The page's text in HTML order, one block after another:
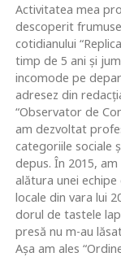
Activitatea mea
descoperit
cotidianului
timp de 5 ani și
incomode pe
adresez din
“Observator de
am dezvoltat
categoriile sociale
depus. În 2015,
alătura unei
locale din vara lui
dorul de tastele
presă nu m-au
Așa am ales